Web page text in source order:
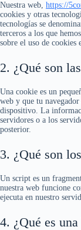
Nuestra web, https://
cookies y otras
tecnologías se
terceros a los que
sobre el uso de cookies
2. ¿Qué son
Una cookie es un
web y que tu
dispositivo. La
servidores o a los
posterior.
3. ¿Qué son
Un script es un
nuestra web funcione
ejecuta en nuestro
4. ¿Qué es